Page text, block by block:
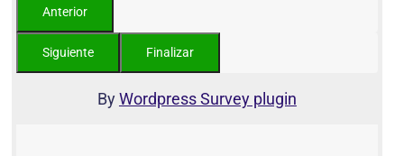
ByWordpress Survey plugin